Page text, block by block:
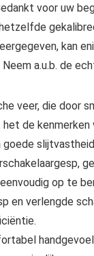
voor uw
kan
a.u.b. de
veer, die door
de kenmerken
goede
op te
en verlengde